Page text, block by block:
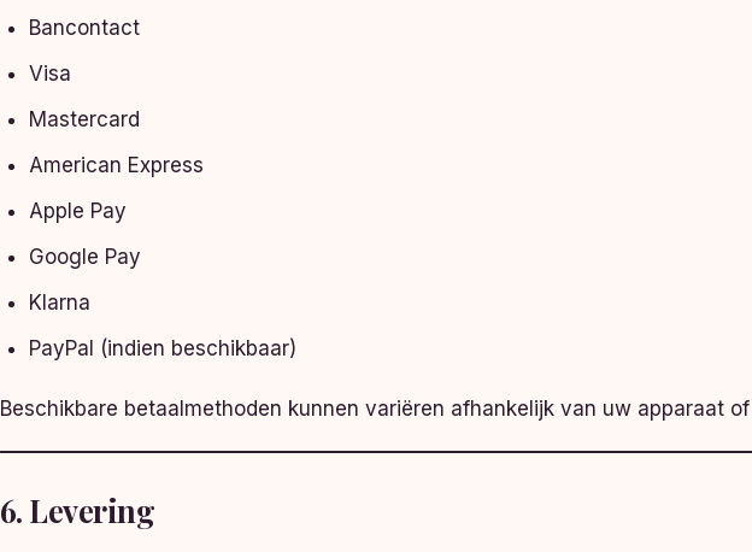
Bancontact
Visa
Mastercard
American Express
Apple Pay
Google Pay
Klarna
PayPal (indien beschikbaar)
Beschikbare betaalmethoden kunnen variëren afhankelijk van uw apparaat
6. Levering